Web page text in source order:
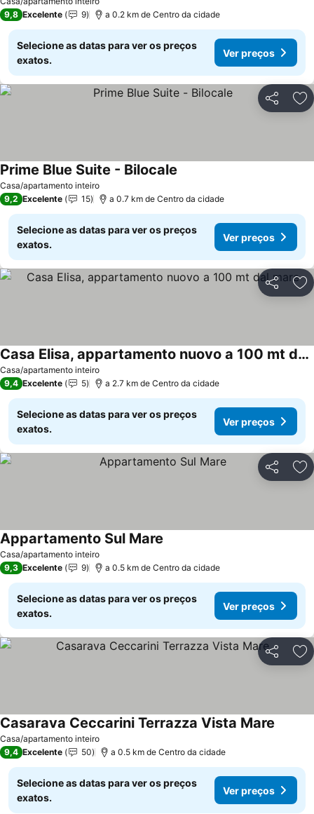
9,8 Excelente 9 a 0.2 km de Centro da cidade
Selecione as datas para ver os preços
exatos.
Ver preços
Partilhar
Casa/apartamento inteiro
Prime Blue Suite - Bilocale
9,2 Excelente 15 a 0.7 km de Centro da cidade
Selecione as datas para ver os preços
exatos.
Ver preços
Partilhar
Casa/apartamento inteiro
Casa Elisa, appartamento nuovo a 100 mt dal mare
9,4 Excelente 5 a 2.7 km de Centro da cidade
Selecione as datas para ver os preços
exatos.
Ver preços
Partilhar
Casa/apartamento inteiro
Appartamento Sul Mare
9,3 Excelente 9 a 0.5 km de Centro da cidade
Selecione as datas para ver os preços
exatos.
Ver preços
Partilhar
Casa/apartamento inteiro
Casarava Ceccarini Terrazza Vista Mare
9,4 Excelente 50 a 0.5 km de Centro da cidade
Selecione as datas para ver os preços
exatos.
Ver preços